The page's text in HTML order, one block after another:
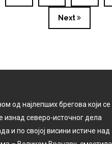
Next
од најлепших брегова који се
изнад северо-источног дела
и по својој висини истиче над